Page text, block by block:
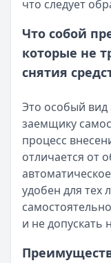
Категория:МФО
57 сервисов
Кратко:
Опубликовано:23
Читать новость
Смс о «одобренном
Кратко:Пришло СМС
Опубликовано: 23
Категория:МФО
Читать новость
Все новости
что следует
Что собой
которые не
снятия
Это особый
заемщику
процесс
отличается от
удобен для тех
и не допускать